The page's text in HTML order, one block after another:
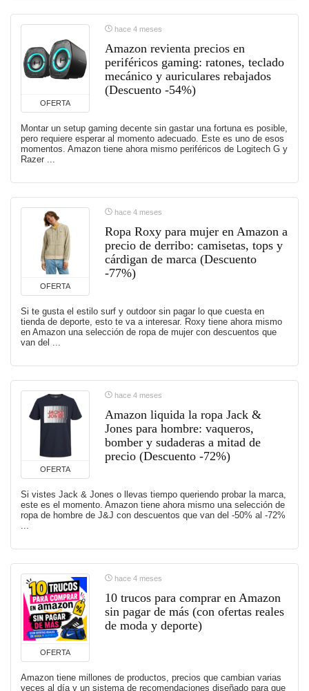
OFERTA
hace 4 meses
Amazon revienta precios en
periféricos gaming: ratones, teclado
mecánico y auriculares rebajados
(Descuento -54%)
Montar un setup gaming decente sin gastar una fortuna es posible,
pero requiere esperar al momento adecuado. Este es uno de esos
momentos. Amazon tiene ahora mismo periféricos de Logitech G y
Razer ...
OFERTA
hace 4 meses
Ropa Roxy para mujer en Amazon a
precio de derribo: camisetas, tops y
cárdigan de marca (Descuento
-77%)
Si te gusta el estilo surf y outdoor sin pagar lo que cuesta en
tienda de deporte, esto te va a interesar. Roxy tiene ahora mismo
en Amazon una selección de ropa de mujer con descuentos que
van del ...
OFERTA
hace 4 meses
Amazon liquida la ropa Jack &
Jones para hombre: vaqueros,
bomber y sudaderas a mitad de
precio (Descuento -72%)
Si vistes Jack & Jones o llevas tiempo queriendo probar la marca,
este es el momento. Amazon tiene ahora mismo una selección de
ropa de hombre de J&J con descuentos que van del -50% al -72%
OFERTA
hace 4 meses
10 trucos para comprar en Amazon
sin pagar de más (con ofertas reales
de moda y deporte)
Amazon tiene millones de productos, precios que cambian varias
veces al día y un sistema de recomendaciones diseñado para que